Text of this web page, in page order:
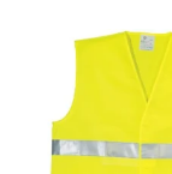
Termometre
Scule electrice
Accesorii auto
Accesorii scule